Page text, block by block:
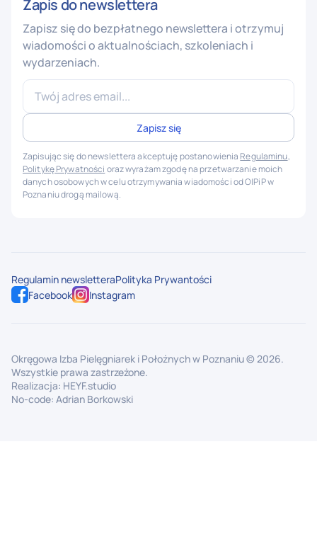
Zapis do newslettera
Zapisz się do bezpłatnego newslettera i otrzymuj
wiadomości o aktualnościach, szkoleniach i
wydarzeniach.
Zapisując się do newslettera akceptuję postanowienia Regulaminu,
Politykę Prywatności oraz wyrażam zgodę na przetwarzanie moich
danych osobowych w celu otrzymywania wiadomości od OIPiP w
Poznaniu drogą mailową.
Facebook Instagram
Regulamin newsletteraPolityka Prywantości
Okręgowa Izba Pielęgniarek i Położnych w Poznaniu © 2026.
Wszystkie prawa zastrzeżone.
Realizacja: HEYF.studio
No-code: Adrian Borkowski